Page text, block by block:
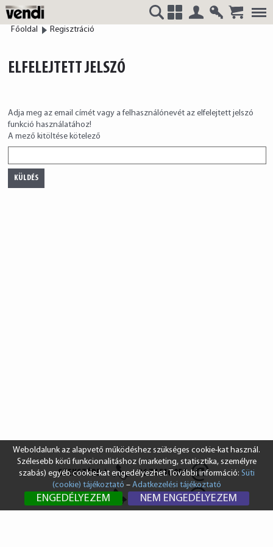
VENDI
HUNGÁRIA
Kft.
SZEKSZÁRD +36 74 510 054
info@vendi.hu
BUDAPEST +36 1 431 8687
Főoldal Regisztráció
ELFELEJTETT JELSZÓ
Adja meg az email címét vagy a felhasználónevét az elfelejtett jelszó
funkció használatához!
A mező kitöltése kötelező
Weboldalunk az alapvető működéshez szükséges cookie-kat használ.
Szélesebb körű funkcionalitáshoz (marketing, statisztika, személyre
szabás) egyéb cookie-kat engedélyezhet. További információ: Süti
(cookie) tájékoztató – Adatkezelési tájékoztató
ENGEDÉLYEZEM NEM ENGEDÉLYEZEM